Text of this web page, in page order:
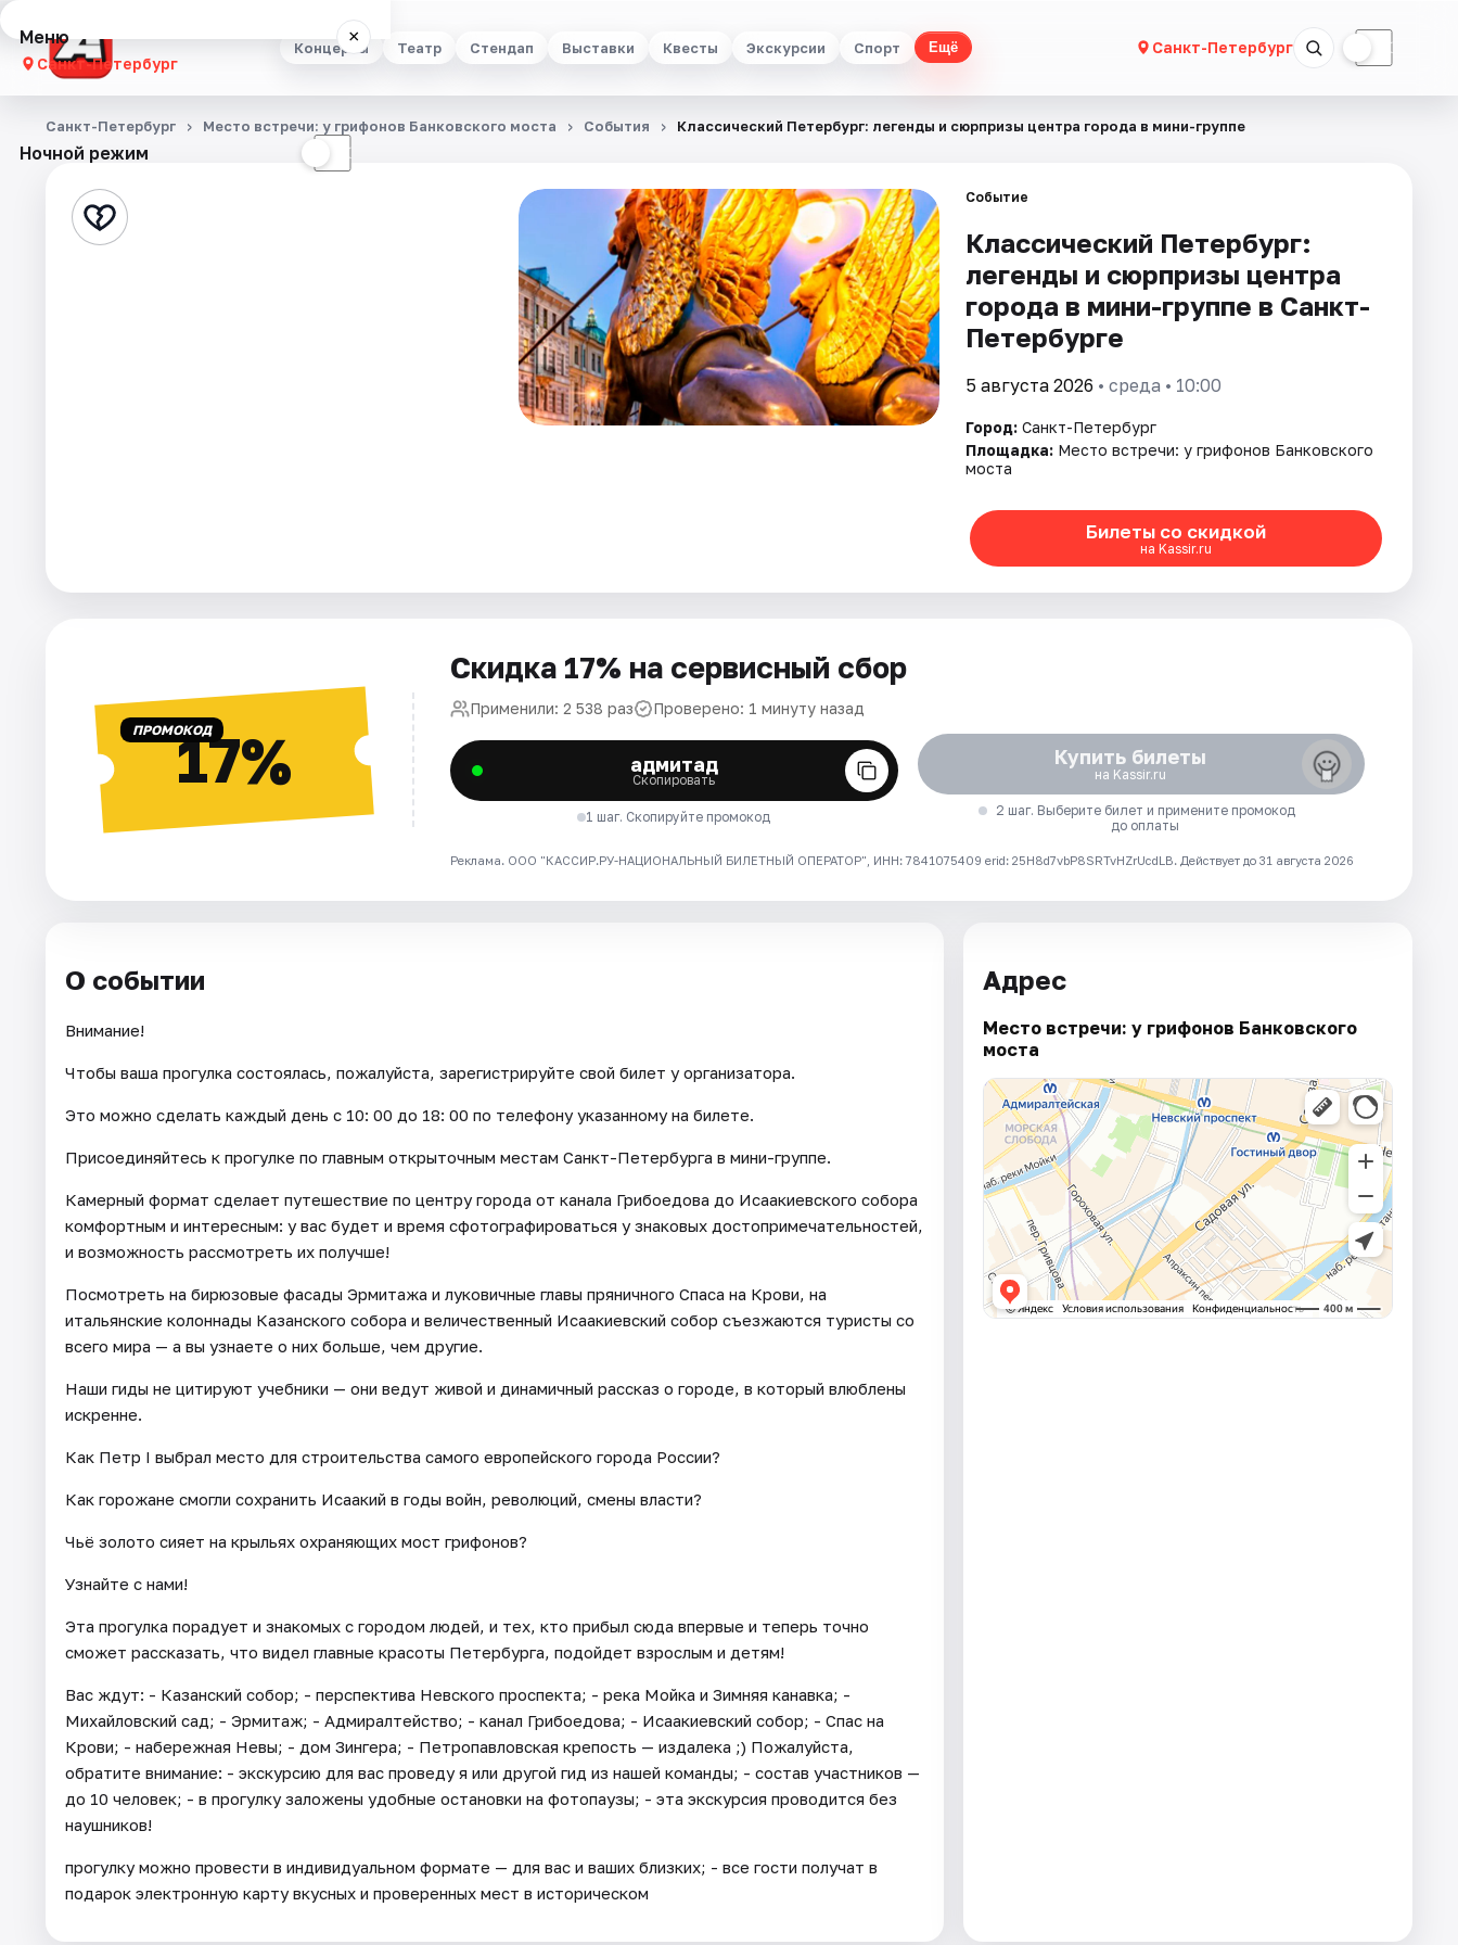
Концерты Театр Стендап Выставки Квесты Экскурсии Спорт Ещё Санкт-Петербург ☾
Меню ×
Санкт-Петербург
Концерты
Стендап
Площадки
Ночной режим ☾
Санкт-Петербург Место встречи: у грифонов Банковского моста События Классический Петербург: легенды и сюрпризы центра города в мини-группе
Событие
Классический Петербург:
легенды и сюрпризы центра
города в мини-группе в Санкт-
Петербурге
5 августа 2026 • среда • 10:00
Город: Санкт-Петербург
Площадка: Место встречи: у грифонов Банковского
моста
Билеты со скидкой
на Kassir.ru
ПРОМОКОД17%
Скидка 17% на сервисный сбор
Применили: 2 538 раз Проверено: 1 минуту назад
адмитад
Скопировать
1 шаг. Скопируйте промокод
Купить билеты
на Kassir.ru
2 шаг. Выберите билет и примените промокод
до оплаты
Реклама. ООО "КАССИР.РУ-НАЦИОНАЛЬНЫЙ БИЛЕТНЫЙ ОПЕРАТОР", ИНН: 7841075409 erid: 25H8d7vbP8SRTvHZrUcdLB. Действует до 31 августа 2026
О событии
Внимание!
Чтобы ваша прогулка состоялась, пожалуйста, зарегистрируйте свой билет у организатора.
Это можно сделать каждый день c 10: 00 до 18: 00 по телефону указанному на билете.
Присоединяйтесь к прогулке по главным открыточным местам Санкт-Петербурга в мини-группе.
Камерный формат сделает путешествие по центру города от канала Грибоедова до Исаакиевского собора
комфортным и интересным: у вас будет и время сфотографироваться у знаковых достопримечательностей,
и возможность рассмотреть их получше!
Посмотреть на бирюзовые фасады Эрмитажа и луковичные главы пряничного Спаса на Крови, на
итальянские колоннады Казанского собора и величественный Исаакиевский собор съезжаются туристы со
всего мира — а вы узнаете о них больше, чем другие.
Наши гиды не цитируют учебники — они ведут живой и динамичный рассказ о городе, в который влюблены
искренне.
Как Петр I выбрал место для строительства самого европейского города России?
Как горожане смогли сохранить Исаакий в годы войн, революций, смены власти?
Чьё золото сияет на крыльях охраняющих мост грифонов?
Узнайте с нами!
Эта прогулка порадует и знакомых с городом людей, и тех, кто прибыл сюда впервые и теперь точно
сможет рассказать, что видел главные красоты Петербурга, подойдет взрослым и детям!
Вас ждут: - Казанский собор; - перспектива Невского проспекта; - река Мойка и Зимняя канавка; -
Михайловский сад; - Эрмитаж; - Адмиралтейство; - канал Грибоедова; - Исаакиевский собор; - Спас на
Крови; - набережная Невы; - дом Зингера; - Петропавловская крепость — издалека ;) Пожалуйста,
обратите внимание: - экскурсию для вас проведу я или другой гид из нашей команды; - состав участников —
до 10 человек; - в прогулку заложены удобные остановки на фотопаузы; - эта экскурсия проводится без
наушников!
прогулку можно провести в индивидуальном формате — для вас и ваших близких; - все гости получат в
подарок электронную карту вкусных и проверенных мест в историческом
Адрес
Место встречи: у грифонов Банковского
моста